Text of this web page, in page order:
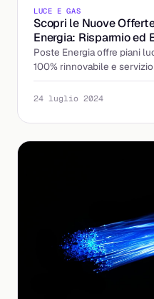
LUCE E GAS
Scopri le Nuove
Energia: Risparmio ed
Poste Energia offre piani
100% rinnovabile e
Scopri di più ora!
24 luglio 2024